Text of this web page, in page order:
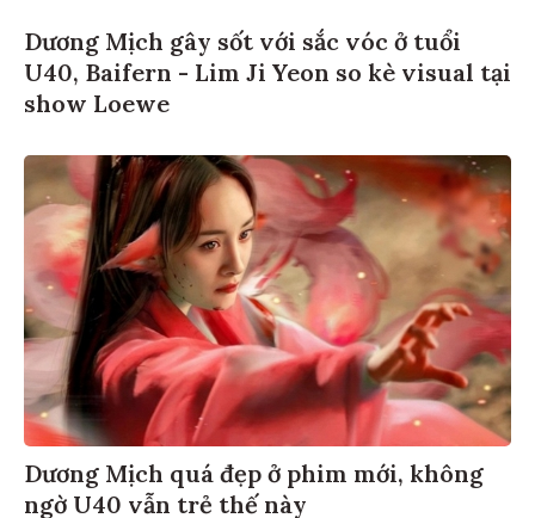
Dương Mịch gây sốt với sắc vóc ở tuổi
U40, Baifern - Lim Ji Yeon so kè visual tại
show Loewe
Dương Mịch quá đẹp ở phim mới, không
ngờ U40 vẫn trẻ thế này